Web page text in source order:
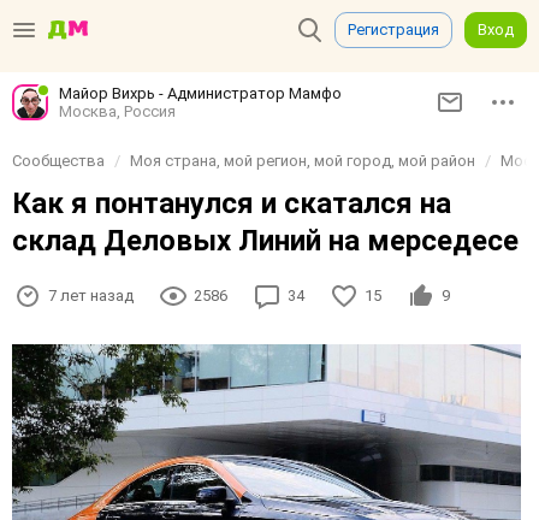
Регистрация Вход
Майор Вихрь - Администратор Мамфо
Москва, Россия
Сообщества Моя страна, мой регион, мой город, мой район
Как я понтанулся и скатался на
склад Деловых Линий на мерседесе
7 лет назад 2586 34 15 9